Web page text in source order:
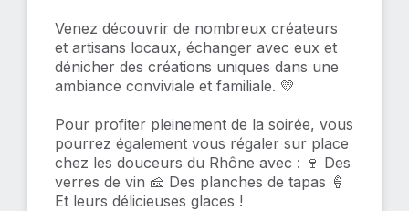
Venez découvrir de nombreux créateurs
et artisans locaux, échanger avec eux et
dénicher des créations uniques dans une
ambiance conviviale et familiale. 💛
Pour profiter pleinement de la soirée, vous
pourrez également vous régaler sur place
chez les douceurs du Rhône avec : 🍷 Des
verres de vin 🧀 Des planches de tapas 🍦
Et leurs délicieuses glaces !